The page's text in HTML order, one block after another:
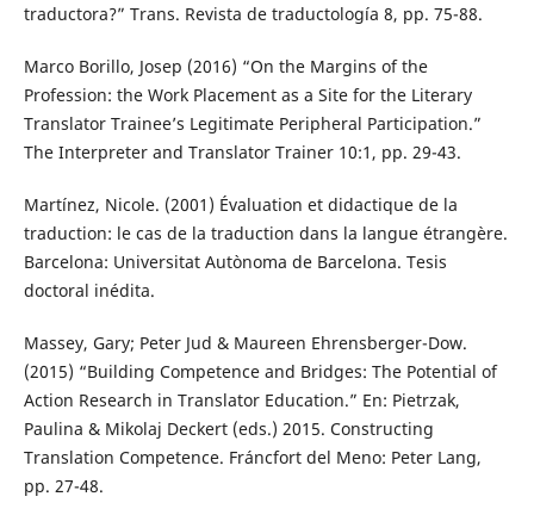
traductora?” Trans. Revista de traductología 8, pp. 75-88.
Marco Borillo, Josep (2016) “On the Margins of the
Profession: the Work Placement as a Site for the Literary
Translator Trainee’s Legitimate Peripheral Participation.”
The Interpreter and Translator Trainer 10:1, pp. 29-43.
Martínez, Nicole. (2001) Évaluation et didactique de la
traduction: le cas de la traduction dans la langue étrangère.
Barcelona: Universitat Autònoma de Barcelona. Tesis
doctoral inédita.
Massey, Gary; Peter Jud & Maureen Ehrensberger-Dow.
(2015) “Building Competence and Bridges: The Potential of
Action Research in Translator Education.” En: Pietrzak,
Paulina & Mikolaj Deckert (eds.) 2015. Constructing
Translation Competence. Fráncfort del Meno: Peter Lang,
pp. 27-48.